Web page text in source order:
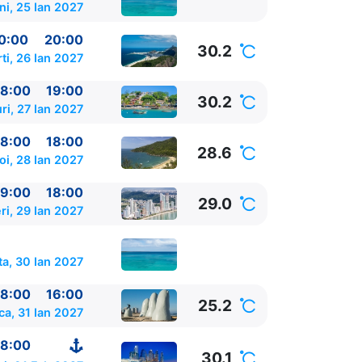
25 Ian 2027
20:00
26 Ian 2027 30.2
19:00
27 Ian 2027 30.2
18:00
28 Ian 2027 28.6
18:00
29 Ian 2027 29.0
30 Ian 2027
16:00
31 Ian 2027 25.2
30.1